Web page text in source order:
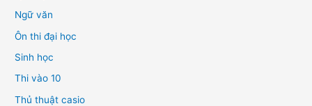
Ngữ văn
Ôn thi đại học
Sinh học
Thi vào 10
Thủ thuật casio